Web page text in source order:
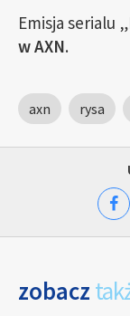
Emisja serialu
w AXN.
axn rysa
zobacz